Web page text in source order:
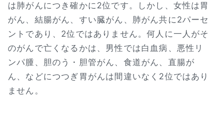
は肺がんにつき確かに2位です。しかし、女性は胃
がん、結腸がん、すい臓がん、肺がん共に2パーセ
ントであり、2位ではありません。何人に一人がそ
のがんで亡くなるかは、男性では白血病、悪性リ
ンパ腫、胆のう・胆管がん、食道がん、直腸が
ん、などにつつぎ胃がんは間違いなく2位ではあり
ません。